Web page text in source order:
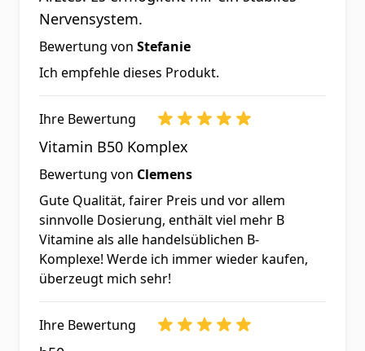
B2 Riboflavin
50mg
B3 (Niacinamid)
B5 (Panthothensäure)
PABA
(Paraaminobenzoesäure)
Choline Bitartrate
Inositol
50mg
Folsäure
100µg
B 12 (Methylcobalamin)
50µg
Biotin
*Prozentsatz der Nährstoffbezugswerte gemäß
Verordnung (EU) Nr. 1169/2011 ** Keine
Nervensystem.
Bewertung von Stefanie
Ich empfehle dieses Produkt.
Ihre Bewertung
Vitamin B50 Komplex
Bewertung von Clemens
Gute Qualität, fairer Preis und vor allem
sinnvolle Dosierung, enthält viel mehr B
Vitamine als alle handelsüblichen B-
Komplexe! Werde ich immer wieder kaufen,
überzeugt mich sehr!
Ihre Bewertung